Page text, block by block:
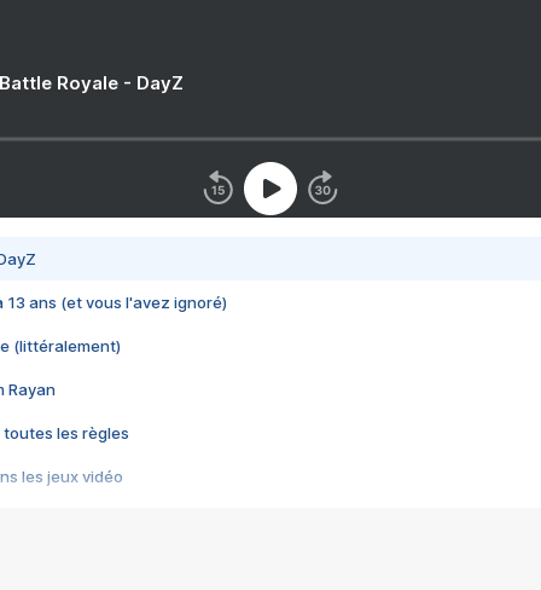
Royale - DayZ
13 ans (et vous l'avez ignoré)
(littéralement)
Rayan
toutes les règles
les jeux vidéo